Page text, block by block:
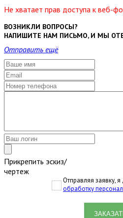
Не хватает прав доступа к веб-
ВОЗНИКЛИ ВОПРОСЫ?
НАПИШИТЕ НАМ ПИСЬМО, И МЫ
Отправить ещё
Прикрепить эскиз/
чертеж
Отправляя заявку,
обработку